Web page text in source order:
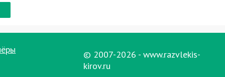
© 2007-2026 - www.razvlekis-
kirov.ru